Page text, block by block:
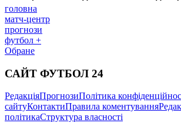
головна
матч-центр
прогнози
футбол +
Обране
САЙТ ФУТБОЛ 24
РедакціяПрогнозиПолітика
сайтуКонтактиПравила коментування
політикаСтруктура власності